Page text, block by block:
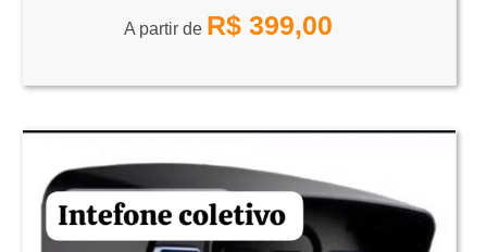
A partir de R$ 399,00